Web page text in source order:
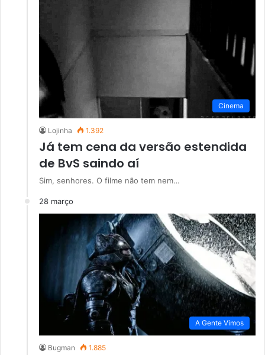
Cinema
Lojinha 1.392
Já tem cena da versão estendida
de BvS saindo aí
Sim, senhores. O filme não tem nem…
28 março
A Gente Vimos
Bugman 1.885